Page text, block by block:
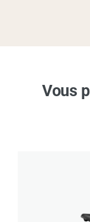
Vous